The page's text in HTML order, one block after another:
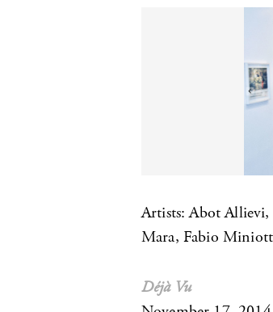
Artists: Abot
Mara, Fabio
Déjà Vu